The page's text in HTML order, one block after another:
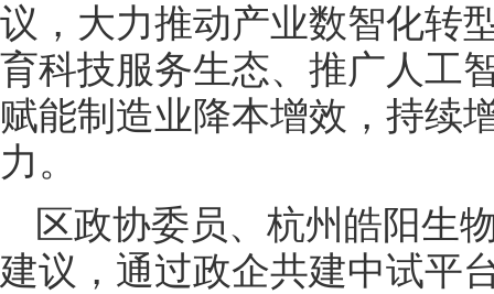
议，大力推动产业数智化转
育科技服务生态、推广人工
赋能制造业降本增效，持续
力。
区政协委员、杭州皓阳生
建议，通过政企共建中试平